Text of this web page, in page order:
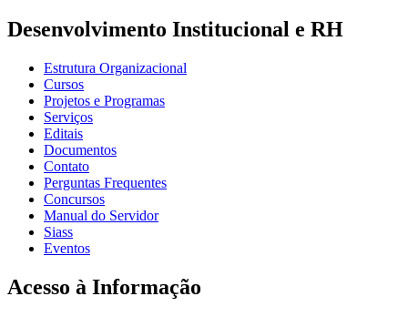
Desenvolvimento Institucional e RH
Estrutura Organizacional
Cursos
Projetos e Programas
Serviços
Editais
Documentos
Contato
Perguntas Frequentes
Concursos
Manual do Servidor
Siass
Eventos
Acesso à Informação